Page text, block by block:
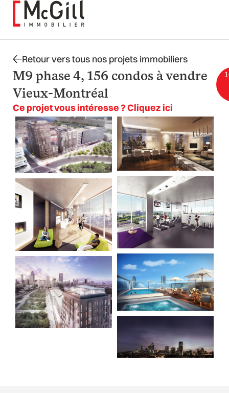
Aller
Retour vers tous nos projets immobiliers
M9 phase 4, 156 condos à vendre
Vieux-Montréal
Ce projet vous intéresse ? Cliquez ici